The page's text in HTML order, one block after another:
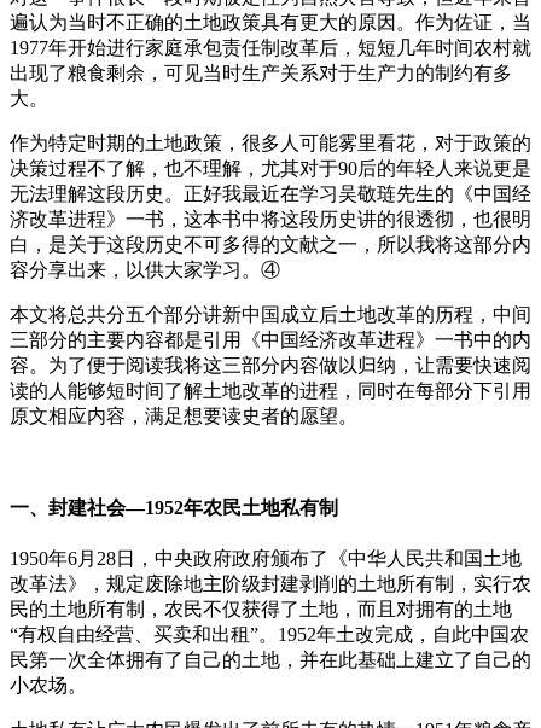
遍认为当时不正确的土地政策具有更大的原因。作为佐证，当
1977年开始进行家庭承包责任制改革后，短短几年时间农村就
出现了粮食剩余，可见当时生产关系对于生产力的制约有多
大。
作为特定时期的土地政策，很多人可能雾里看花，对于政策的
决策过程不了解，也不理解，尤其对于90后的年轻人来说更是
无法理解这段历史。正好我最近在学习吴敬琏先生的《中国经
济改革进程》一书，这本书中将这段历史讲的很透彻，也很明
白，是关于这段历史不可多得的文献之一，所以我将这部分内
容分享出来，以供大家学习。④
本文将总共分五个部分讲新中国成立后土地改革的历程，中间
三部分的主要内容都是引用《中国经济改革进程》一书中的内
容。为了便于阅读我将这三部分内容做以归纳，让需要快速阅
读的人能够短时间了解土地改革的进程，同时在每部分下引用
原文相应内容，满足想要读史者的愿望。
一、封建社会—1952年农民土地私有制
1950年6月28日，中央政府政府颁布了《中华人民共和国土地
改革法》，规定废除地主阶级封建剥削的土地所有制，实行农
民的土地所有制，农民不仅获得了土地，而且对拥有的土地
“有权自由经营、买卖和出租”。1952年土改完成，自此中国农
民第一次全体拥有了自己的土地，并在此基础上建立了自己的
小农场。